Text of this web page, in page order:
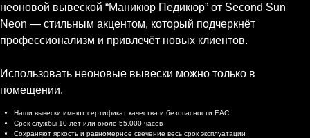
неоновой вывеской “Маникюр Педикюр” от Second Sun
Neon — стильным акцентом, который подчеркнёт
профессионализм и привлечёт новых клиентов.
Использовать неоновые вывески можно только в
помещении.
Наши вывески имеют сертификат качества и безопасности EAC
Срок службы 10 лет или около 55.000 часов
Сохраняют яркость и равномерное свечение весь срок эксплуатации